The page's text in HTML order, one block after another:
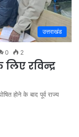
उत्तराखंड
0 2
रविन्द्र
होने के बाद पूर्व राज्य